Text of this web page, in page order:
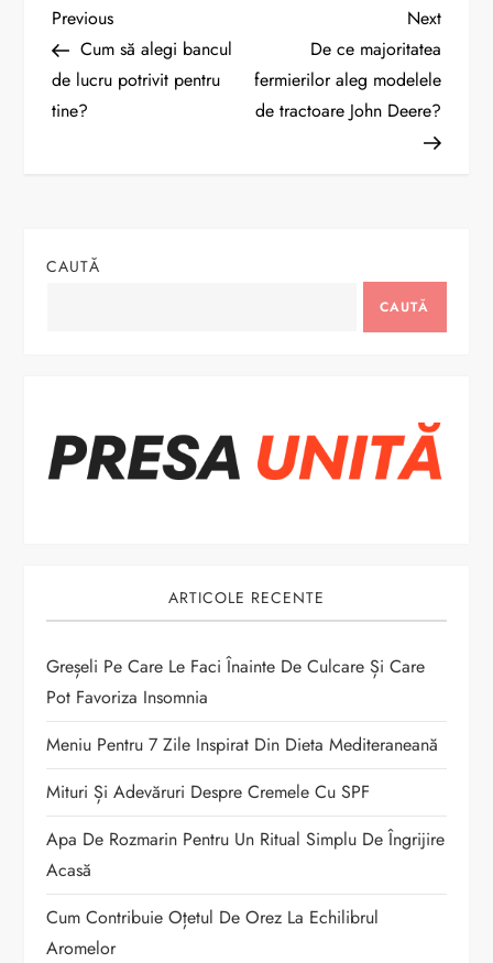
N
a
v
a
î
n
t
i
c
o
l
e
Previous
Post
Previous
Cum să alegi bancul
de lucru potrivit pentru
tine?
Next
Post
Next
De ce majoritatea
fermierilor aleg modelele
de tractoare John Deere?
CAUTĂ
CAUTĂ
ARTICOLE RECENTE
Greșeli Pe Care Le Faci Înainte De Culcare Și Care
Pot Favoriza Insomnia
Meniu Pentru 7 Zile Inspirat Din Dieta Mediteraneană
Mituri Și Adevăruri Despre Cremele Cu SPF
Apa De Rozmarin Pentru Un Ritual Simplu De Îngrijire
Acasă
Cum Contribuie Oțetul De Orez La Echilibrul
Aromelor